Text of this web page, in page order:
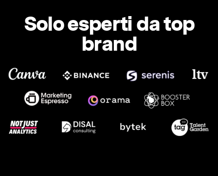
Solo esperti da top
brand